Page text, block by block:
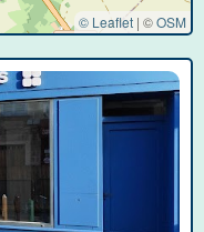
© Leaflet | ©OSM